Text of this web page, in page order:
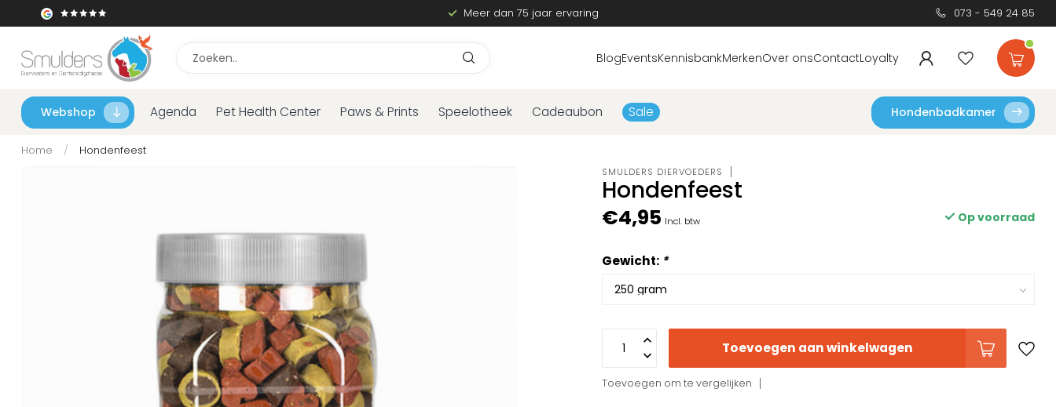
Meer dan 75 jaar ervaring 073 - 549 24 85
BlogEventsKennisbankMerkenOver onsContactLoyalty
Webshop Agenda Pet Health Center Paws & Prints Speelotheek Cadeaubon Sale Hondenbadkamer
Home / Hondenfeest
SMULDERS DIERVOEDERS
Hondenfeest
€4,95 Incl. btw Op voorraad
Gewicht: *
Toevoegen aan winkelwagen
Toevoegen om te vergelijken